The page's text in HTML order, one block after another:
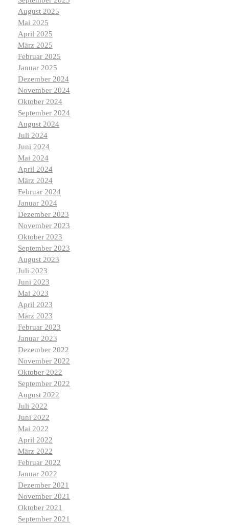
August 2025
Mai 2025
April 2025
März 2025
Februar 2025
Januar 2025
Dezember 2024
November 2024
Oktober 2024
September 2024
August 2024
Juli 2024
Juni 2024
Mai 2024
April 2024
März 2024
Februar 2024
Januar 2024
Dezember 2023
November 2023
Oktober 2023
September 2023
August 2023
Juli 2023
Juni 2023
Mai 2023
April 2023
März 2023
Februar 2023
Januar 2023
Dezember 2022
November 2022
Oktober 2022
September 2022
August 2022
Juli 2022
Juni 2022
Mai 2022
April 2022
März 2022
Februar 2022
Januar 2022
Dezember 2021
November 2021
Oktober 2021
September 2021